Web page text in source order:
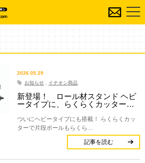
2026.05.29
お知らせ
イチオシ商品
新登場！ ロール材スタンド ヘビ
ータイプに、らくらくカッター…
ついにヘビータイプにも搭載！ らくらくカッ
ターで片段ボールもらくら…
記事を読む